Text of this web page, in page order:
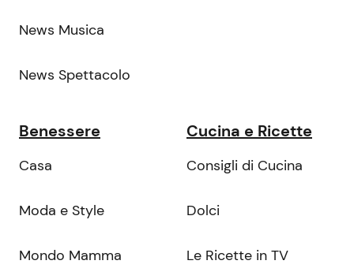
News Musica
News Spettacolo
Benessere
Casa
Moda e Style
Mondo Mamma
Cucina e Ricette
Consigli di Cucina
Dolci
Le Ricette in TV